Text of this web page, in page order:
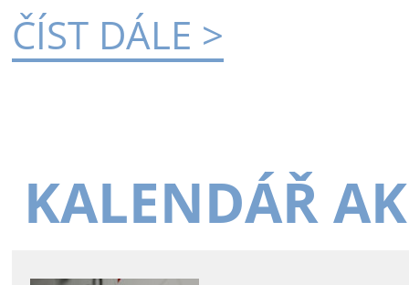
ČÍST DÁLE >
KALENDÁŘ